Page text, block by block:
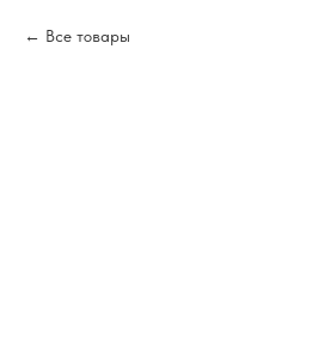
Все товары